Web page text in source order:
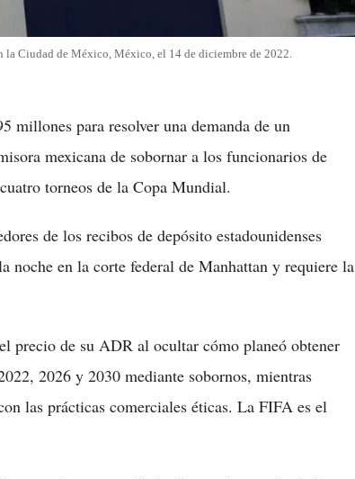
la Ciudad de México, México, el 14 de diciembre de 2022.
millones para resolver una demanda de un
mexicana de sobornar a los funcionarios de
torneos de la Copa Mundial.
de los recibos de depósito estadounidenses
noche en la corte federal de Manhattan y requiere la
precio de su ADR al ocultar cómo planeó obtener
2026 y 2030 mediante sobornos, mientras
las prácticas comerciales éticas. La FIFA es el